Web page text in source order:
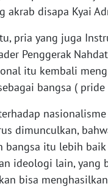
akrab disapa Kyai
pria yang juga
Penggerak
itu kembali
bangsa (
dimunculkan,
bangsa itu lebih
ideologi lain, yang
bisa